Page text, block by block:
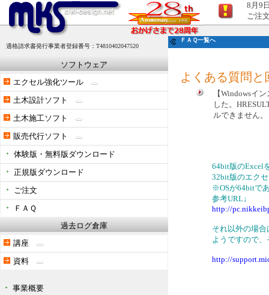
8月9
ご注